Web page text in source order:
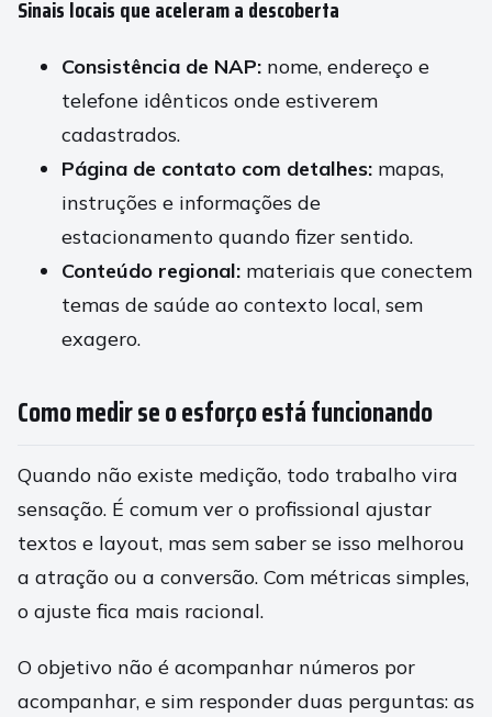
Sinais locais que aceleram a descoberta
Consistência de NAP: nome, endereço e
telefone idênticos onde estiverem
cadastrados.
Página de contato com detalhes: mapas,
instruções e informações de
estacionamento quando fizer sentido.
Conteúdo regional: materiais que conectem
temas de saúde ao contexto local, sem
exagero.
Como medir se o esforço está funcionando
Quando não existe medição, todo trabalho vira
sensação. É comum ver o profissional ajustar
textos e layout, mas sem saber se isso melhorou
a atração ou a conversão. Com métricas simples,
o ajuste fica mais racional.
O objetivo não é acompanhar números por
acompanhar, e sim responder duas perguntas: as